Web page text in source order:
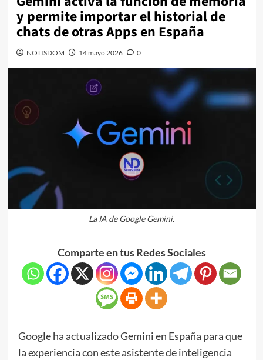
y permite importar el historial de
chats de otras Apps en España
NOTISDOM 14 mayo 2026 0
La IA de Google Gemini.
Comparte en tus Redes Sociales
Google ha actualizado Gemini en España para que
la experiencia con este asistente de inteligencia